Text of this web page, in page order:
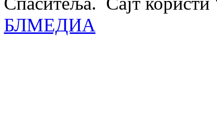
БЛМЕДИА